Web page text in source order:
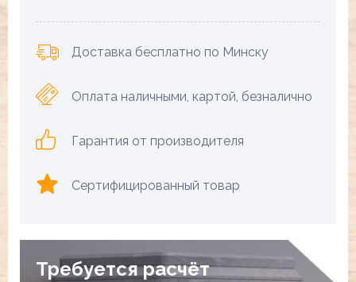
Доставка бесплатно по Минску
Оплата наличными, картой, безналично
Гарантия от производителя
Сертифицированный товар
Требуется расчёт